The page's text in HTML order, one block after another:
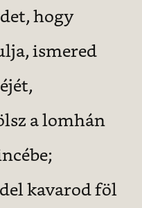
hogy
ismered
a lomhán
kavarod föl